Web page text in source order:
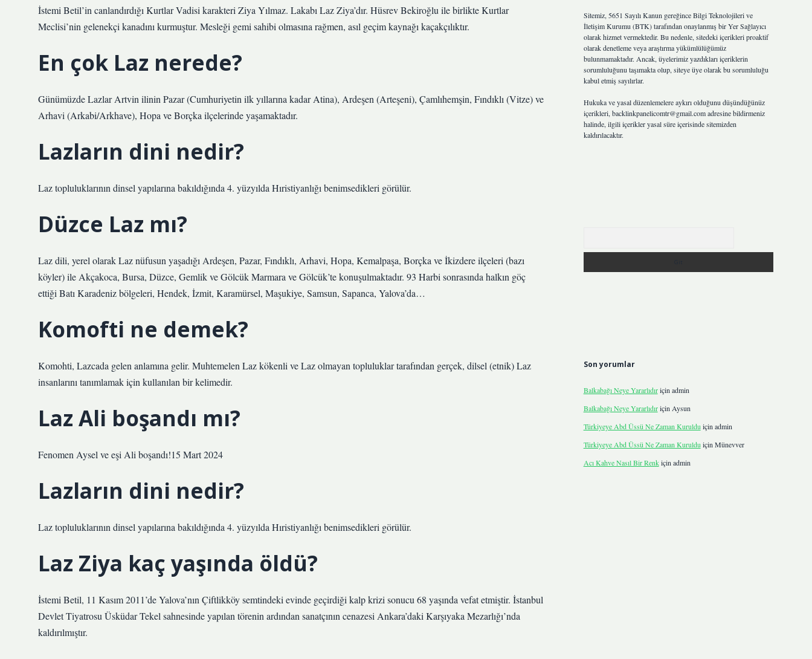
İstemi Betil’in canlandırdığı Kurtlar Vadisi karakteri Ziya Yılmaz. Lakabı Laz Ziya’dır. Hüsrev Bekiroğlu ile birlikte Kurtlar
Meclisi’nin gelenekçi kanadını kurmuştur. Mesleği gemi sahibi olmasına rağmen, asıl geçim kaynağı kaçakçılıktır.
En çok Laz nerede?
Günümüzde Lazlar Artvin ilinin Pazar (Cumhuriyetin ilk yıllarına kadar Atina), Ardeşen (Arteşeni), Çamlıhemşin, Fındıklı (Vitze) ve
Arhavi (Arkabi/Arkhave), Hopa ve Borçka ilçelerinde yaşamaktadır.
Lazların dini nedir?
Laz topluluklarının dinsel yapılarına bakıldığında 4. yüzyılda Hıristiyanlığı benimsedikleri görülür.
Düzce Laz mı?
Laz dili, yerel olarak Laz nüfusun yaşadığı Ardeşen, Pazar, Fındıklı, Arhavi, Hopa, Kemalpaşa, Borçka ve İkizdere ilçeleri (bazı
köyler) ile Akçakoca, Bursa, Düzce, Gemlik ve Gölcük Marmara ve Gölcük’te konuşulmaktadır. 93 Harbi sonrasında halkın göç
ettiği Batı Karadeniz bölgeleri, Hendek, İzmit, Karamürsel, Maşukiye, Samsun, Sapanca, Yalova’da…
Komofti ne demek?
Komohti, Lazcada gelen anlamına gelir. Muhtemelen Laz kökenli ve Laz olmayan topluluklar tarafından gerçek, dilsel (etnik) Laz
insanlarını tanımlamak için kullanılan bir kelimedir.
Laz Ali boşandı mı?
Fenomen Aysel ve eşi Ali boşandı!15 Mart 2024
Lazların dini nedir?
Laz topluluklarının dinsel yapılarına bakıldığında 4. yüzyılda Hıristiyanlığı benimsedikleri görülür.
Laz Ziya kaç yaşında öldü?
İstemi Betil, 11 Kasım 2011’de Yalova’nın Çiftlikköy semtindeki evinde geçirdiği kalp krizi sonucu 68 yaşında vefat etmiştir. İstanbul
Devlet Tiyatrosu Üsküdar Tekel sahnesinde yapılan törenin ardından sanatçının cenazesi Ankara’daki Karşıyaka Mezarlığı’nda
kaldırılmıştır.
Sitemiz, 5651 Sayılı Kanun gereğince Bilgi Teknolojileri ve
İletişim Kurumu (BTK) tarafından onaylanmış bir Yer Sağlayıcı
olarak hizmet vermektedir. Bu nedenle, sitedeki içerikleri proaktif
olarak denetleme veya araştırma yükümlülüğümüz
bulunmamaktadır. Ancak, üyelerimiz yazdıkları içeriklerin
sorumluluğunu taşımakta olup, siteye üye olarak bu sorumluluğu
kabul etmiş sayılırlar.
Hukuka ve yasal düzenlemelere aykırı olduğunu düşündüğünüz
içerikleri, backlinkpanelicomtr@gmail.comadresine bildirmeniz
halinde, ilgili içerikler yasal süre içerisinde sitemizden
kaldırılacaktır.
Son yorumlar
Balkabağı Neye Yararlıdıriçin admin
Balkabağı Neye Yararlıdıriçin Aysun
Türkiyeye Abd Üssü Ne Zaman Kuruldu için admin
Türkiyeye Abd Üssü Ne Zaman Kuruldu için Münevver
Acı Kahve Nasıl Bir Renkiçin admin